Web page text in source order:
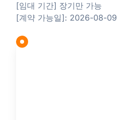
[임대 기간] 장기만 가능
[계약 가능일]: 2026-08-09